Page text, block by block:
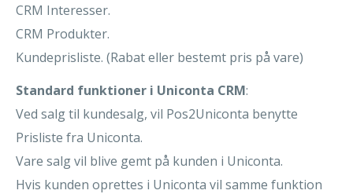
CRM Interesser.
CRM Produkter.
Kundeprisliste. (Rabat eller bestemt pris på vare)
Standard funktioner i Uniconta CRM:
Ved salg til kundesalg, vil Pos2Uniconta benytte
Prisliste fra Uniconta.
Vare salg vil blive gemt på kunden i Uniconta.
Hvis kunden oprettes i Uniconta vil samme funktion